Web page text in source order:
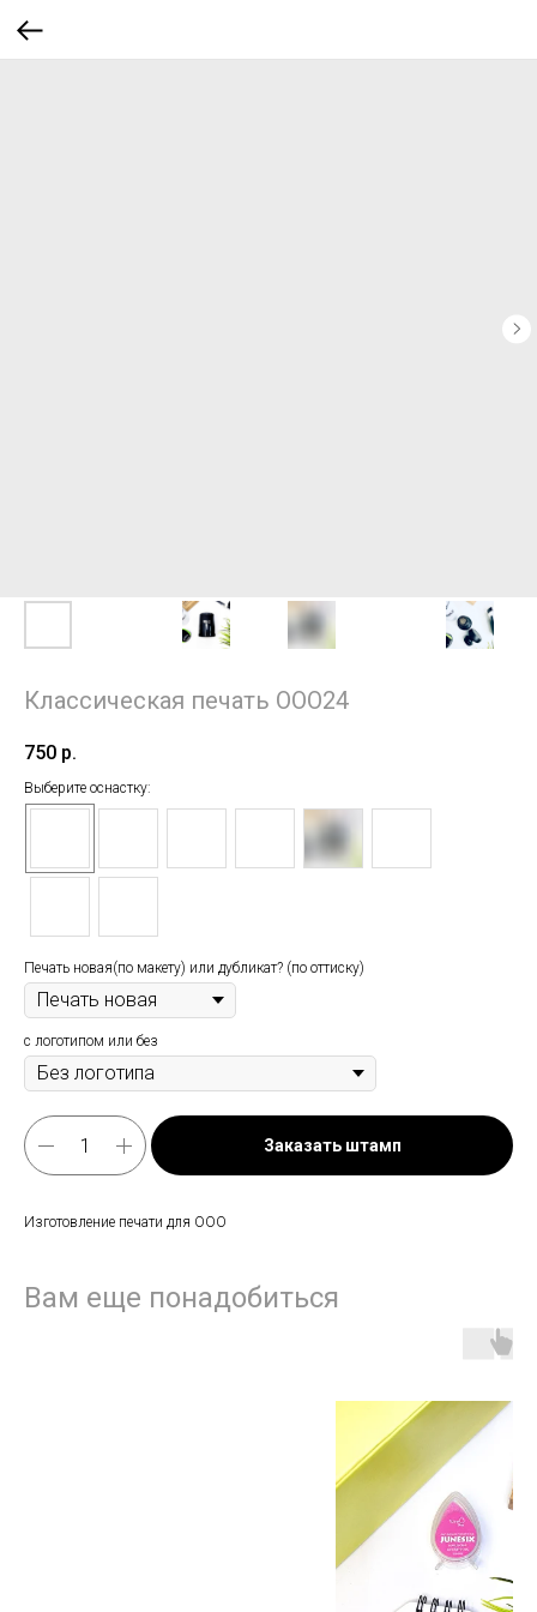
Классическая печать ООО24
750 р.
Выберите оснастку:
Печать новая(по макету) или дубликат? (по оттиску)
с логотипом или без
Заказать штамп
Изготовление печати для ООО
Вам еще понадобиться